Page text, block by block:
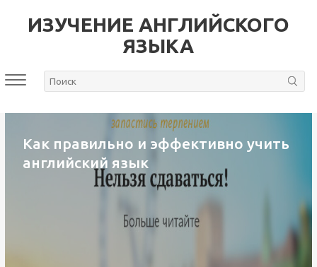
ИЗУЧЕНИЕ АНГЛИЙСКОГО
ЯЗЫКА
Как правильно и эффективно учить
английский язык